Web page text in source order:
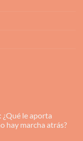
le aporta
hay marcha atrás?